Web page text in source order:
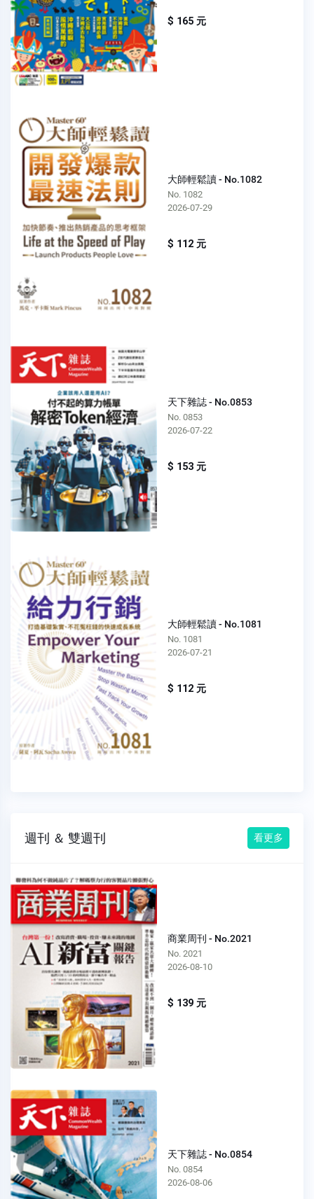
$ 165 元
大師輕鬆讀 - No.1082
No. 1082
2026-07-29
$ 112 元
天下雜誌 - No.0853
No. 0853
2026-07-22
$ 153 元
大師輕鬆讀 - No.1081
No. 1081
2026-07-21
$ 112 元
週刊 ＆ 雙週刊 看更多
商業周刊 - No.2021
No. 2021
2026-08-10
$ 139 元
天下雜誌 - No.0854
No. 0854
2026-08-06